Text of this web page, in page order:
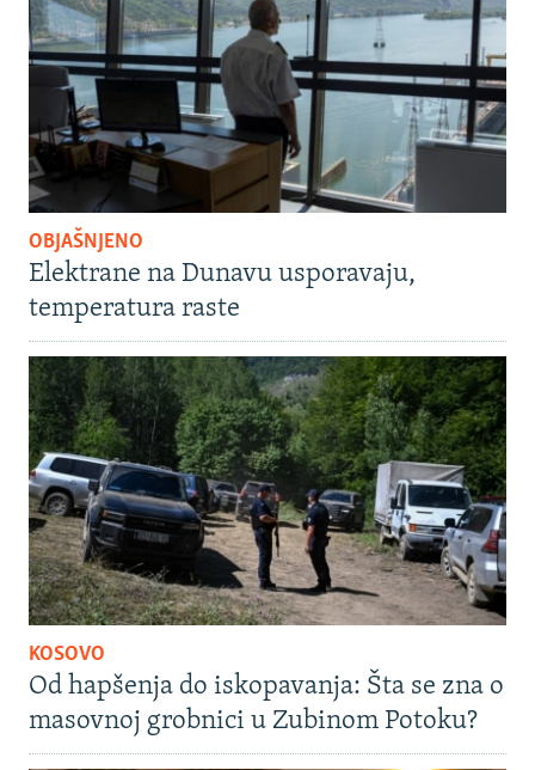
OBJAŠNJENO
Elektrane na Dunavu usporavaju,
temperatura raste
KOSOVO
Od hapšenja do iskopavanja: Šta se zna o
masovnoj grobnici u Zubinom Potoku?